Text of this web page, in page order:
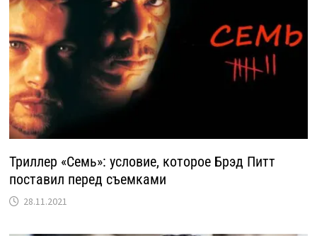
Триллер «Семь»: условие, которое Брэд Питт
поставил перед съемками
28.11.2021